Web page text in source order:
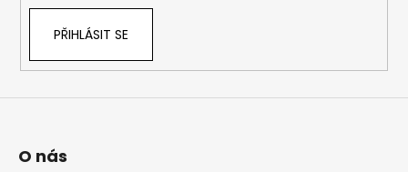
PŘIHLÁSIT SE
O nás